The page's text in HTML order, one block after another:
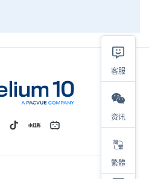
客服
资讯
繁體